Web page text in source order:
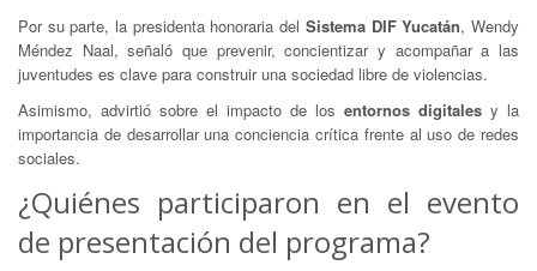
Por su parte, la presidenta honoraria del Sistema DIF Yucatán, Wendy
Méndez Naal, señaló que prevenir, concientizar y acompañar a las
juventudes es clave para construir una sociedad libre de violencias.
Asimismo, advirtió sobre el impacto de los entornos digitales y la
importancia de desarrollar una conciencia crítica frente al uso de redes
sociales.
¿Quiénes participaron en el evento
de presentación del programa?